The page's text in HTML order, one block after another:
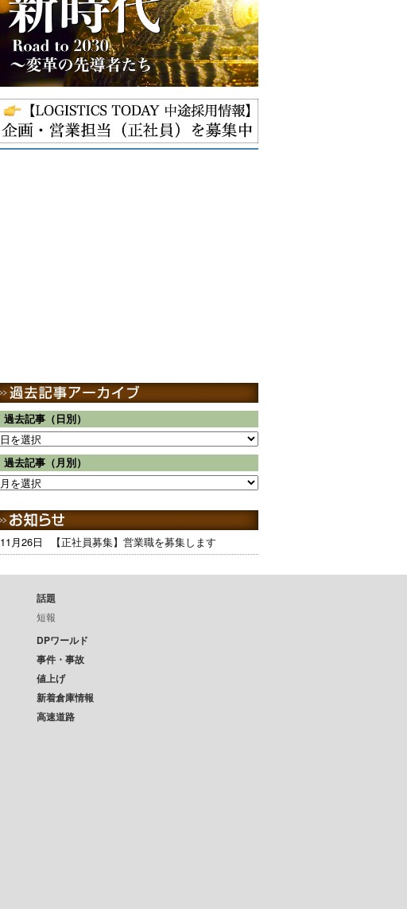
過去記事（日別）
過去記事（月別）
11月26日 【正社員募集】営業職を募集します
話題
短報
DPワールド
事件・事故
値上げ
新着倉庫情報
高速道路